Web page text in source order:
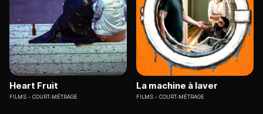
Heart Fruit
FILMS COURT-MÉTRAGE
La machine à laver
FILMS COURT-MÉTRAGE